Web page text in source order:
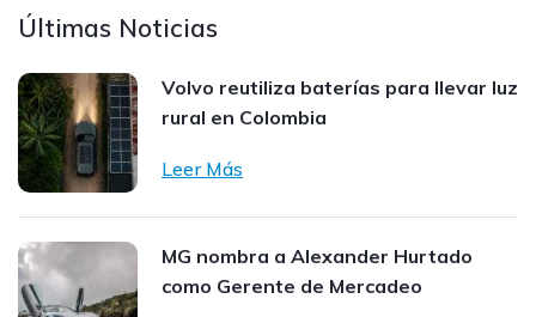
Últimas Noticias
Volvo reutiliza baterías para llevar luz
rural en Colombia
Leer Más
MG nombra a Alexander Hurtado
como Gerente de Mercadeo